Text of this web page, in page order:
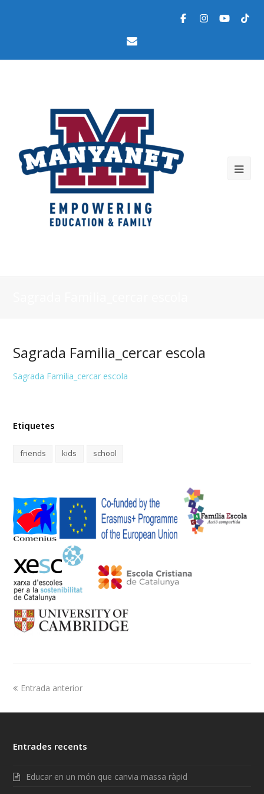
Sagrada Familia_cercar escola
Sagrada Familia_cercar escola
Etiquetes
friends kids school
Entrada anterior
Entrades recents
Educar en un món que canvia massa ràpid